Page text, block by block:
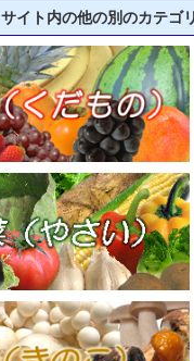
サイト内の他の別のカテゴ